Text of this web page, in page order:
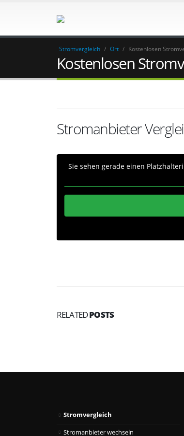
Stromvergleich / Ort / Kostenlosen
Kostenlosen
Stromanbieter
Sie sehen gerade einen
RELATEDPOSTS
Stromvergleich
Stromanbieter wechseln